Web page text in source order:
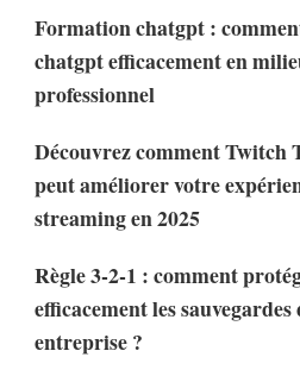
Formation chatgpt :
chatgpt efficacement en
professionnel
Découvrez comment Twitch
peut améliorer votre
streaming en 2025
Règle 3-2-1 : comment
efficacement les sauvegardes
entreprise ?